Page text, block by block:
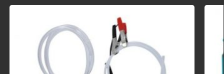
glede na moč, samodejni izklop, A razred učinkovitosti